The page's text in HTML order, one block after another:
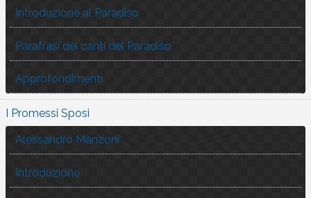
Introduzione al Paradiso
Parafrasi dei canti del Paradiso
Approfondimenti
I Promessi Sposi
Alessandro Manzoni
Introduzione